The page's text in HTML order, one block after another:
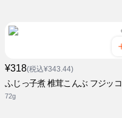
¥318(税込¥343.44)
ふじっ子煮 椎茸こんぶ フジッコ
72g